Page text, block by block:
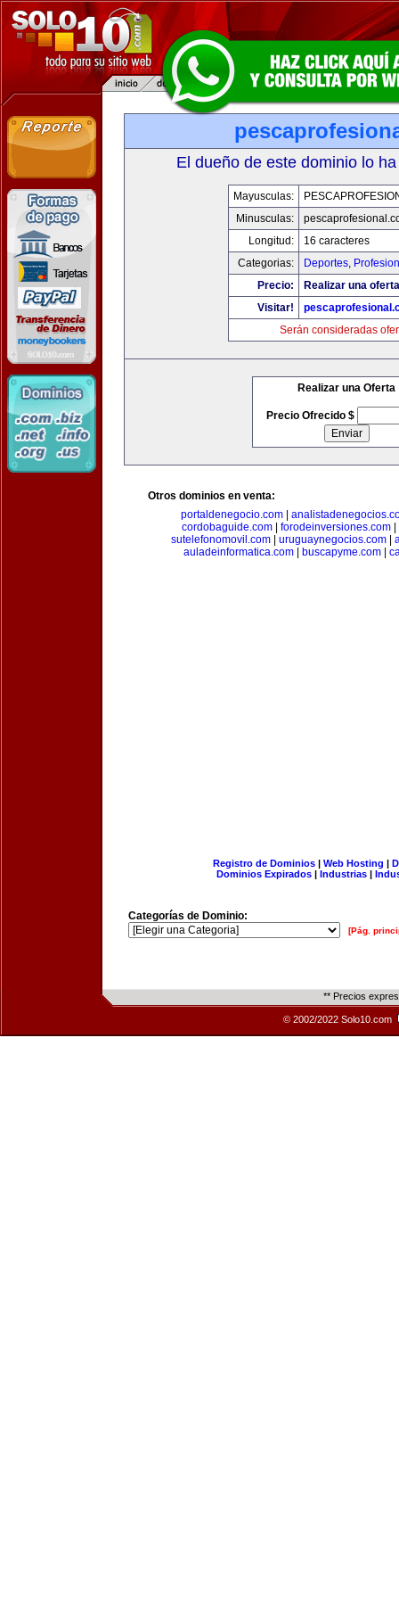
El dueño de este dominio lo
Mayusculas:
Minusculas:
Longitud:
16 caracteres
Categorias:
Deportes,
Precio:
Realizar una
Visitar!
Serán consideradas
Realizar una Oferta
Precio Ofrecido $
Otros dominios en venta:
portaldenegocio.com|
cordobaguide.com
forodeinversiones.com
sutelefonomovil.com| uruguaynegocios.com|
auladeinformatica.com| buscapyme.com|
Registro de Dominios| Web Hosting |
Dominios Expirados | Industrias |
Categorías de Dominio:
[Pág.
** Precios
© 2002/2022 Solo10.com